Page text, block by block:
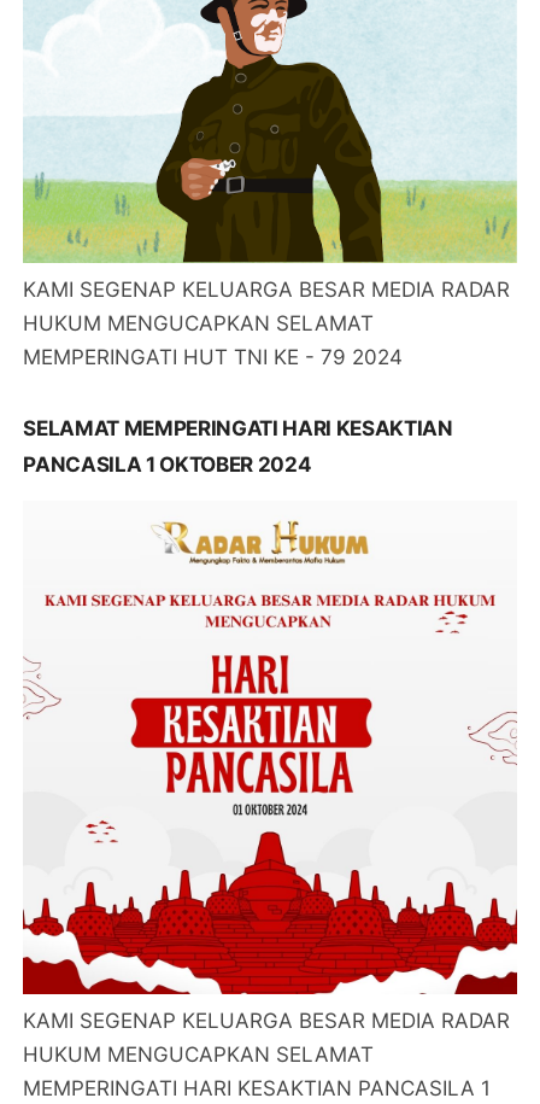
KAMI SEGENAP KELUARGA BESAR MEDIA RADAR
HUKUM MENGUCAPKAN SELAMAT
MEMPERINGATI HUT TNI KE - 79 2024
SELAMAT MEMPERINGATI HARI KESAKTIAN
PANCASILA 1 OKTOBER 2024
KAMI SEGENAP KELUARGA BESAR MEDIA RADAR
HUKUM MENGUCAPKAN SELAMAT
MEMPERINGATI HARI KESAKTIAN PANCASILA 1